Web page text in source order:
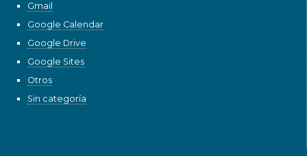
Gmail
Google Calendar
Google Drive
Google Sites
Otros
Sin categoría